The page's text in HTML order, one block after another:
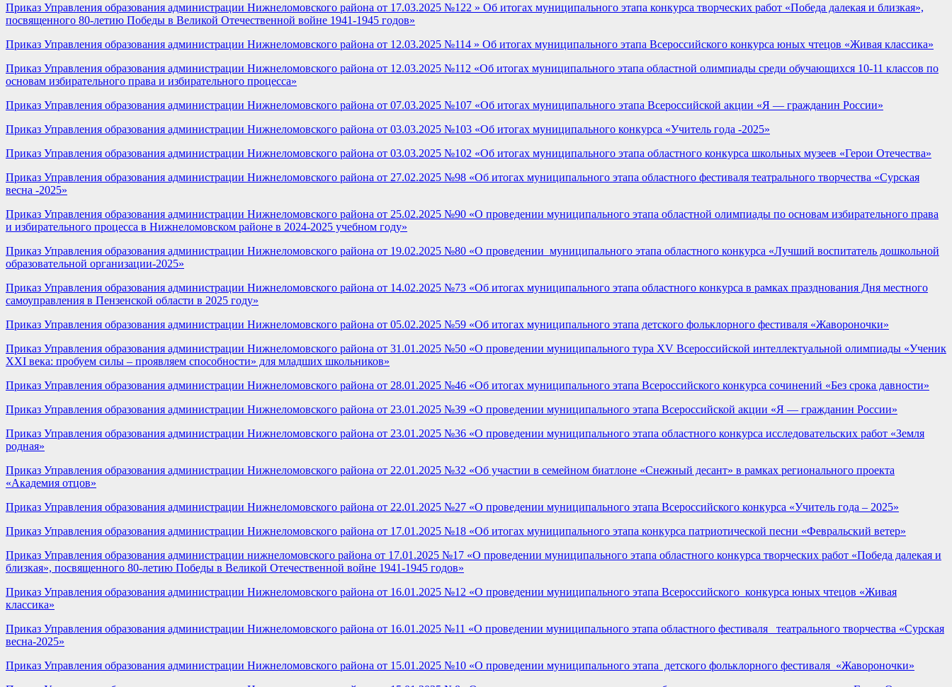
Приказ Управления образования администрации Нижнеломовского района от 17.03.2025 №122 » Об итогах муниципального этапа конкурса творческих работ «Победа далекая и близкая»,
посвященного 80-летию Победы в Великой Отечественной войне 1941-1945 годов»
Приказ Управления образования администрации Нижнеломовского района от 12.03.2025 №114 » Об итогах муниципального этапа Всероссийского конкурса юных чтецов «Живая классика»
Приказ Управления образования администрации Нижнеломовского района от 12.03.2025 №112 «Об итогах муниципального этапа областной олимпиады среди обучающихся 10-11 классов по
основам избирательного права и избирательного процесса»
Приказ Управления образования администрации Нижнеломовского района от 07.03.2025 №107 «Об итогах муниципального этапа Всероссийской акции «Я — гражданин России»
Приказ Управления образования администрации Нижнеломовского района от 03.03.2025 №103 «Об итогах муниципального конкурса «Учитель года -2025»
Приказ Управления образования администрации Нижнеломовского района от 03.03.2025 №102 «Об итогах муниципального этапа областного конкурса школьных музеев «Герои Отечества»
Приказ Управления образования администрации Нижнеломовского района от 27.02.2025 №98 «Об итогах муниципального этапа областного фестиваля театрального творчества «Сурская
весна -2025»
Приказ Управления образования администрации Нижнеломовского района от 25.02.2025 №90 «О проведении муниципального этапа областной олимпиады по основам избирательного права
и избирательного процесса в Нижнеломовском районе в 2024-2025 учебном году»
Приказ Управления образования администрации Нижнеломовского района от 19.02.2025 №80 «О проведении муниципального этапа областного конкурса «Лучший воспитатель дошкольной
образовательной организации-2025»
Приказ Управления образования администрации Нижнеломовского района от 14.02.2025 №73 «Об итогах муниципального этапа областного конкурса в рамках празднования Дня местного
самоуправления в Пензенской области в 2025 году»
Приказ Управления образования администрации Нижнеломовского района от 05.02.2025 №59 «Об итогах муниципального этапа детского фольклорного фестиваля «Жавороночки»
Приказ Управления образования администрации Нижнеломовского района от 31.01.2025 №50 «О проведении муниципального тура XV Всероссийской интеллектуальной олимпиады «Ученик
XXI века: пробуем силы – проявляем способности» для младших школьников»
Приказ Управления образования администрации Нижнеломовского района от 28.01.2025 №46 «Об итогах муниципального этапа Всероссийского конкурса сочинений «Без срока давности»
Приказ Управления образования администрации Нижнеломовского района от 23.01.2025 №39 «О проведении муниципального этапа Всероссийской акции «Я — гражданин России»
Приказ Управления образования администрации Нижнеломовского района от 23.01.2025 №36 «О проведении муниципального этапа областного конкурса исследовательских работ «Земля
родная»
Приказ Управления образования администрации Нижнеломовского района от 22.01.2025 №32 «Об участии в семейном биатлоне «Снежный десант» в рамках регионального проекта
«Академия отцов»
Приказ Управления образования администрации Нижнеломовского района от 22.01.2025 №27 «О проведении муниципального этапа Всероссийского конкурса «Учитель года – 2025»
Приказ Управления образования администрации Нижнеломовского района от 17.01.2025 №18 «Об итогах муниципального этапа конкурса патриотической песни «Февральский ветер»
Приказ Управления образования администрации нижнеломовского района от 17.01.2025 №17 «О проведении муниципального этапа областного конкурса творческих работ «Победа далекая и
близкая», посвященного 80-летию Победы в Великой Отечественной войне 1941-1945 годов»
Приказ Управления образования администрации Нижнеломовского района от 16.01.2025 №12 «О проведении муниципального этапа Всероссийского конкурса юных чтецов «Живая
классика»
Приказ Управления образования администрации Нижнеломовского района от 16.01.2025 №11 «О проведении муниципального этапа областного фестиваля театрального творчества «Сурская
весна-2025»
Приказ Управления образования администрации Нижнеломовского района от 15.01.2025 №10 «О проведении муниципального этапа детского фольклорного фестиваля «Жавороночки»